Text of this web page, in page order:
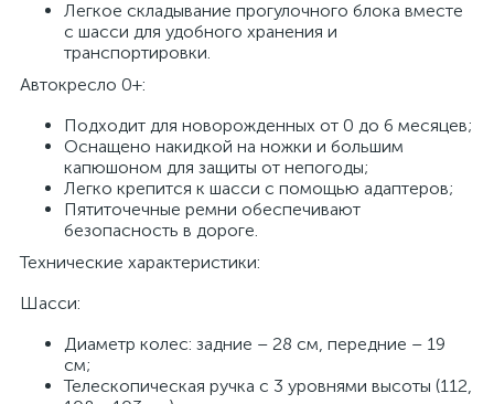
Легкое складывание прогулочного блока вместе
с шасси для удобного хранения и
транспортировки.
Автокресло 0+:
Подходит для новорожденных от 0 до 6 месяцев;
Оснащено накидкой на ножки и большим
капюшоном для защиты от непогоды;
Легко крепится к шасси с помощью адаптеров;
Пятиточечные ремни обеспечивают
безопасность в дороге.
Технические характеристики:
Шасси:
Диаметр колес: задние – 28 см, передние – 19
см;
Телескопическая ручка с 3 уровнями высоты (112,